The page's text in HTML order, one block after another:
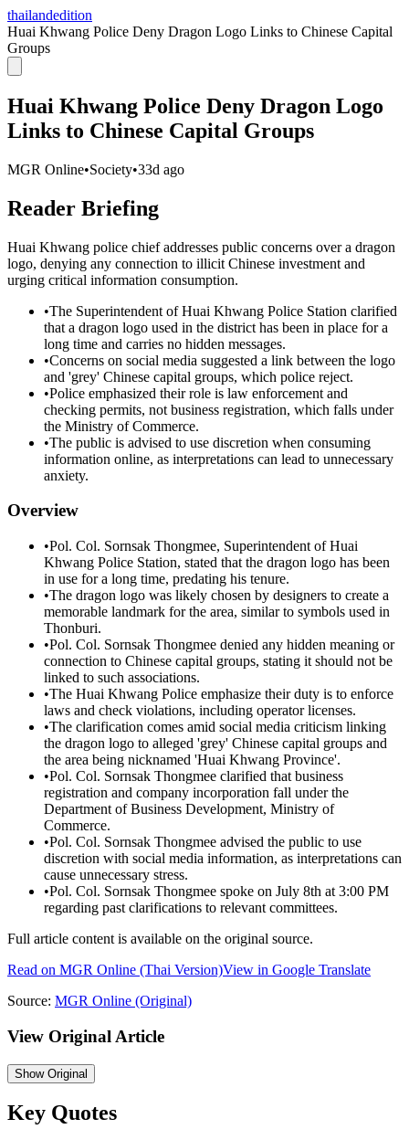
thailandedition
Huai Khwang Police Deny Dragon Logo Links to Chinese Capital
Groups
Huai Khwang Police Deny Dragon Logo
Links to Chinese Capital Groups
MGR Online•Society•33d ago
Reader Briefing
Huai Khwang police chief addresses public concerns over a dragon
logo, denying any connection to illicit Chinese investment and
urging critical information consumption.
•The Superintendent of Huai Khwang Police Station clarified
that a dragon logo used in the district has been in place for a
long time and carries no hidden messages.
•Concerns on social media suggested a link between the logo
and 'grey' Chinese capital groups, which police reject.
•Police emphasized their role is law enforcement and
checking permits, not business registration, which falls under
the Ministry of Commerce.
•The public is advised to use discretion when consuming
information online, as interpretations can lead to unnecessary
anxiety.
Overview
•Pol. Col. Sornsak Thongmee, Superintendent of Huai
Khwang Police Station, stated that the dragon logo has been
in use for a long time, predating his tenure.
•The dragon logo was likely chosen by designers to create a
memorable landmark for the area, similar to symbols used in
Thonburi.
•Pol. Col. Sornsak Thongmee denied any hidden meaning or
connection to Chinese capital groups, stating it should not be
linked to such associations.
•The Huai Khwang Police emphasize their duty is to enforce
laws and check violations, including operator licenses.
•The clarification comes amid social media criticism linking
the dragon logo to alleged 'grey' Chinese capital groups and
the area being nicknamed 'Huai Khwang Province'.
•Pol. Col. Sornsak Thongmee clarified that business
registration and company incorporation fall under the
Department of Business Development, Ministry of
Commerce.
•Pol. Col. Sornsak Thongmee advised the public to use
discretion with social media information, as interpretations can
cause unnecessary stress.
•Pol. Col. Sornsak Thongmee spoke on July 8th at 3:00 PM
regarding past clarifications to relevant committees.
Full article content is available on the original source.
Read on MGR Online (Thai Version)View in Google Translate
Source: MGR Online (Original)
View Original Article
ShowOriginal
Key Quotes